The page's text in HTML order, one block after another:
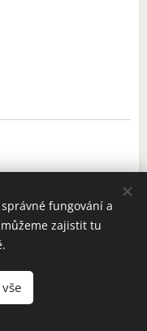
autor/mlsoun-
fungování a
zajistit tu